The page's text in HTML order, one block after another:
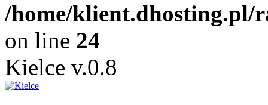
/home/klient.dhosting.pl/
on line 24
Kielce v.0.8